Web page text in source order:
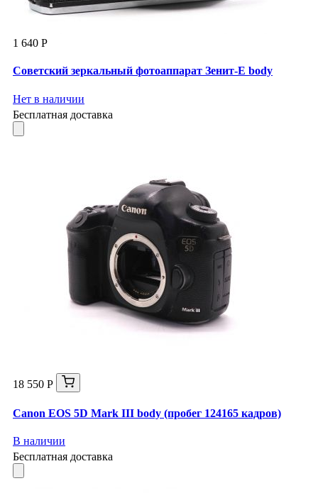
1 640 Р
Советский зеркальный фотоаппарат Зенит-Е body
Нет в наличии
Бесплатная доставка
18 550 Р
Canon EOS 5D Mark III body (пробег 124165 кадров)
В наличии
Бесплатная доставка